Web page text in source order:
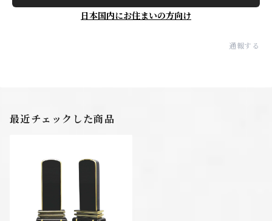
日本国内にお住まいの方向け
通報する
最近チェックした商品